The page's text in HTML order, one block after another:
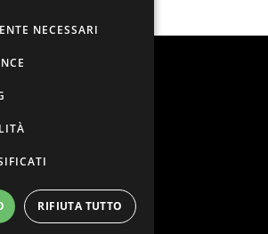
@2026 Teatro Nazionale
NECESSARI
RIFIUTA TUTTO